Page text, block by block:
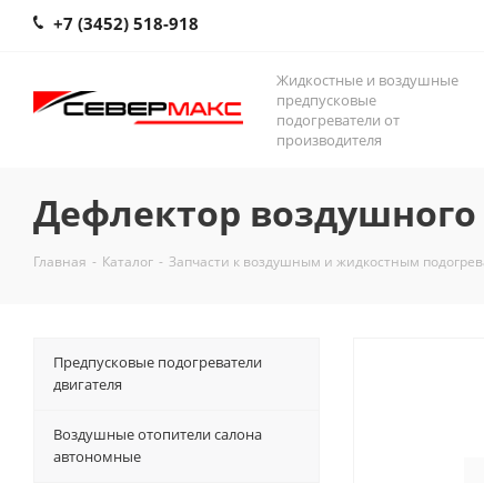
+7 (3452) 518-918
Жидкостные и воздушные
предпусковые
подогреватели от
производителя
Дефлектор
Главная - Каталог - Запчасти к воздушным и жидкостным
Предпусковые подогреватели
двигателя
Воздушные отопители салона
автономные